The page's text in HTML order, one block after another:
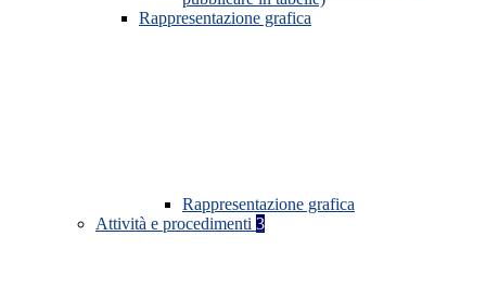
Rappresentazione grafica
Rappresentazione grafica
Attività e procedimenti 3